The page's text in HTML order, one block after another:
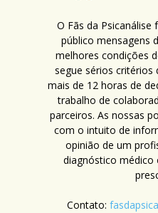
O Fãs da
público mensagens
melhores condições
segue sérios critérios
mais de 12 horas de
trabalho de
parceiros. As nossas
com o intuito de
opinião de um
diagnóstico
Contato: